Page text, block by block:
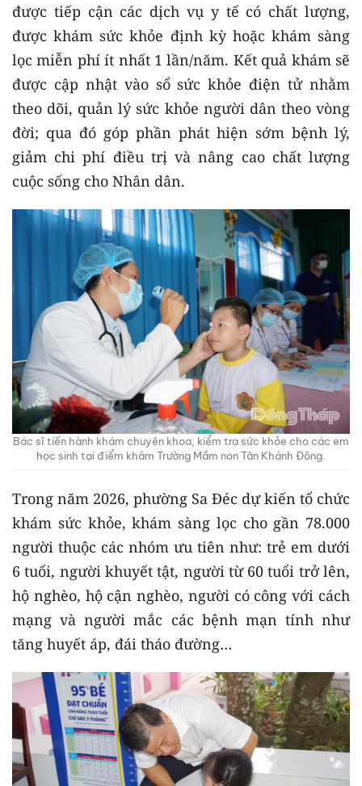
được tiếp cận các dịch vụ y tế có chất lượng,
được khám sức khỏe định kỳ hoặc khám sàng
lọc miễn phí ít nhất 1 lần/năm. Kết quả khám sẽ
được cập nhật vào sổ sức khỏe điện tử nhằm
theo dõi, quản lý sức khỏe người dân theo vòng
đời; qua đó góp phần phát hiện sớm bệnh lý,
giảm chi phí điều trị và nâng cao chất lượng
cuộc sống cho Nhân dân.
Bác sĩ tiến hành khám chuyên khoa, kiểm tra sức khỏe cho các em
học sinh tại điểm khám Trường Mầm non Tân Khánh Đông.
Trong năm 2026, phường Sa Đéc dự kiến tổ chức
khám sức khỏe, khám sàng lọc cho gần 78.000
người thuộc các nhóm ưu tiên như: trẻ em dưới
6 tuổi, người khuyết tật, người từ 60 tuổi trở lên,
hộ nghèo, hộ cận nghèo, người có công với cách
mạng và người mắc các bệnh mạn tính như
tăng huyết áp, đái tháo đường…